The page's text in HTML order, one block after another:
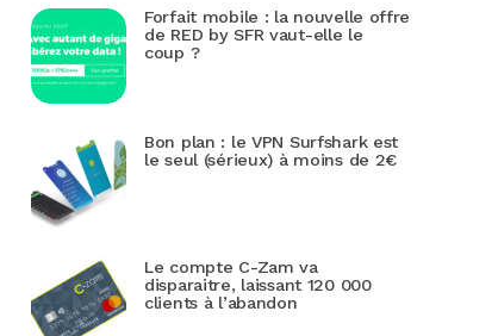
Forfait mobile : la nouvelle offre
de RED by SFR vaut-elle le
coup ?
Bon plan : le VPN Surfshark est
le seul (sérieux) à moins de 2€
Le compte C-Zam va
disparaitre, laissant 120 000
clients à l’abandon